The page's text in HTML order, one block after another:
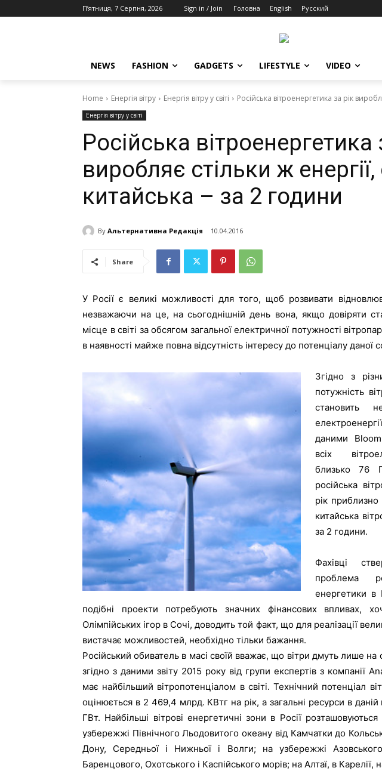
П’ятниця, 7 Серпня, 2026 Sign in / Join Головна English Русский
NEWS FASHION GADGETS LIFESTYLE VIDEO
Home Енергія вітру Енергія вітру у світі Російська вітроенергетика за рік
Енергія вітру у світі
Російська вітроенергетика
виробляє стільки ж енергії,
китайська – за 2 години
By Альтернативна Редакція 10.04.2016
Share
У Росії є великі можливості для того, щоб розвивати
незважаючи на це, на сьогоднішній день вона, якщо довіряти
місце в світі за обсягом загальної електричної потужності
в наявності майже повна відсутність інтересу до потенціалу даної
Згідно з
потужність
становить
даними
всіх
близько 76
російська
рік приблизно
китайська
за 2 години.
Фахівці
проблема
енергетики в
подібні проекти потребують значних фінансових впливах,
Олімпійських ігор в Сочі, доводить той факт, що для реалізації
вистачає можливостей, необхідно тільки бажання.
Російський обиватель в масі своїй вважає, що вітри дмуть лише на
згідно з даними звіту 2015 року від групи експертів з компанії
має найбільший вітропотенціалом в світі. Технічний потенціал
оцінюється в 2 469,4 млрд. КВтг на рік, а загальні ресурси в даній
ГВт. Найбільші вітрові енергетичні зони в Росії
узбережжі Північного Льодовитого океану від Камчатки до
Дону, Середньої і Нижньої і Волги; на узбережжі
Баренцового, Охотського і Каспійського морів; на Алтаї, в Карелії,